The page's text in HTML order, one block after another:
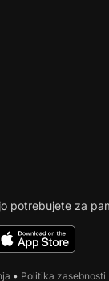
potrebujete za
• Politika zasebnosti